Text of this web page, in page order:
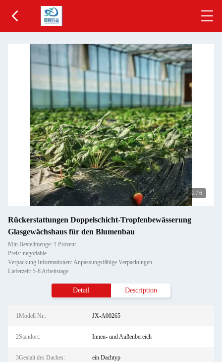
2 / 6
Rückerstattungen Doppelschicht-Tropfenbewässerung
Glasgewächshaus für den Blumenbau
Min Bestellmenge: 1 Prozent
Preis: negotiable
Verpackung Informationen: Anpassungsfähige Verpackungen
Lieferzeit: 5-8 Arbeitstage
Detail Description
1Modell Nr.: JX-A00265
2Standort: Innen- und Außenbereich
3Gestalt des Daches: ein Dachtyp